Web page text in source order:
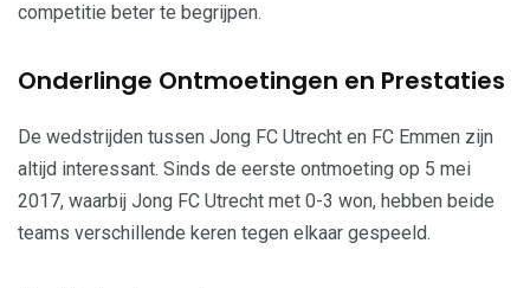
competitie beter te begrijpen.
Onderlinge Ontmoetingen en Prestaties
De wedstrijden tussen Jong FC Utrecht en FC Emmen zijn
altijd interessant. Sinds de eerste ontmoeting op 5 mei
2017, waarbij Jong FC Utrecht met 0-3 won, hebben beide
teams verschillende keren tegen elkaar gespeeld.